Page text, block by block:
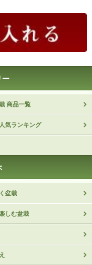
さくら 2019/04/11
が、選んで良か
ー
商品一覧
気ランキング
盆栽
しむ盆栽